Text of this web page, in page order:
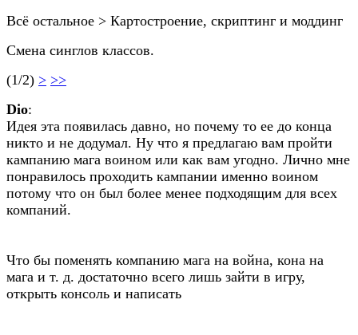
Всё остальное > Картостроение, скриптинг и моддинг
Смена синглов классов.
(1/2) > >>
Dio:
Идея эта появилась давно, но почему то ее до конца
никто и не додумал. Ну что я предлагаю вам пройти
кампанию мага воином или как вам угодно. Лично мне
понравилось проходить кампании именно воином
потому что он был более менее подходящим для всех
компаний.
Что бы поменять компанию мага на война, кона на
мага и т. д. достаточно всего лишь зайти в игру,
открыть консоль и написать